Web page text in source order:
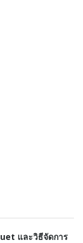
และวิธีจัดการ